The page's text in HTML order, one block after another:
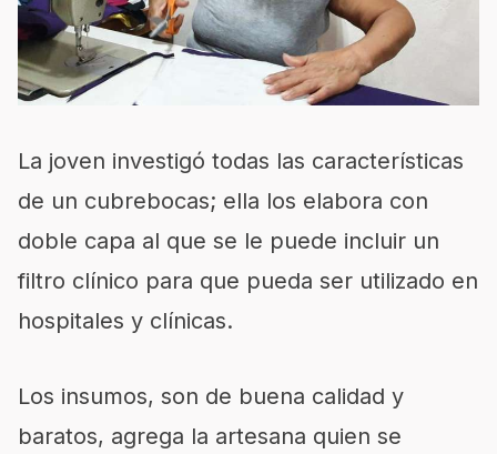
La joven investigó todas las características
de un cubrebocas; ella los elabora con
doble capa al que se le puede incluir un
filtro clínico para que pueda ser utilizado en
hospitales y clínicas.
Los insumos, son de buena calidad y
baratos, agrega la artesana quien se